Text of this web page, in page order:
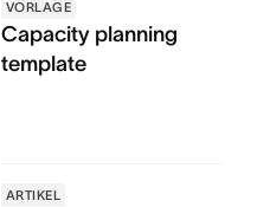
VORLAGE
Capacity planning
template
ARTIKEL